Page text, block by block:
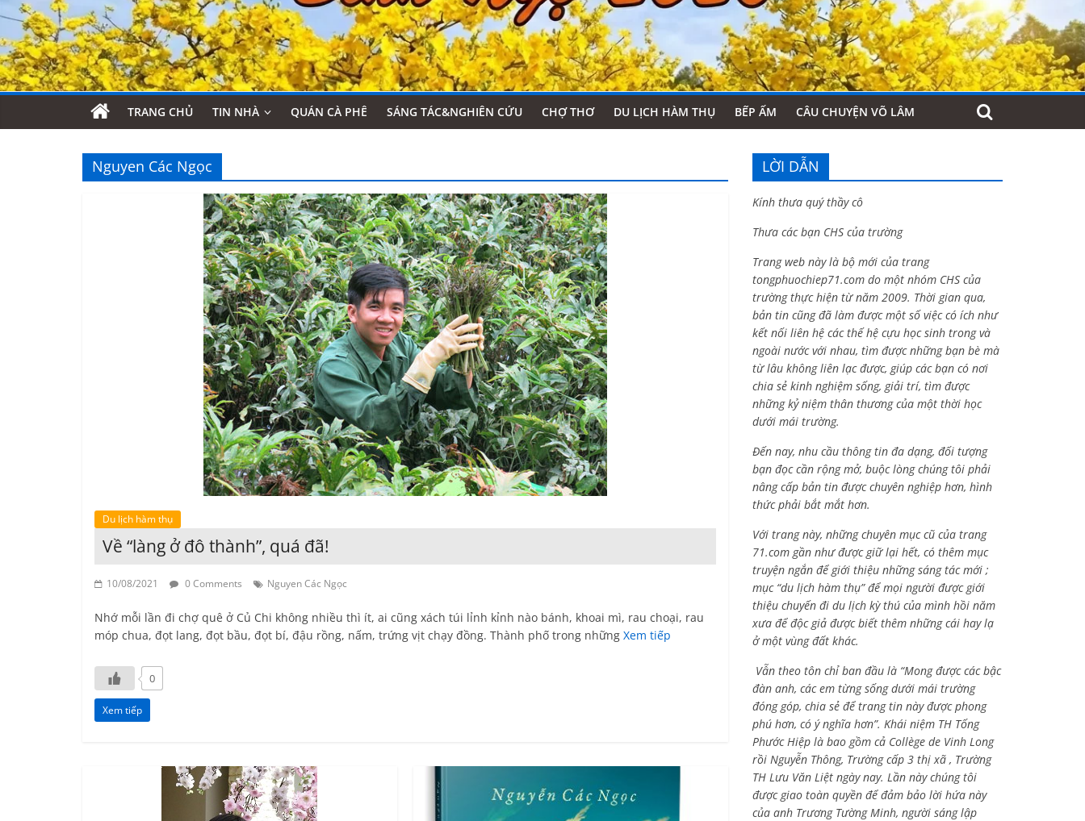
TRANG CHỦ TIN NHÀ QUÁN CÀ PHÊ SÁNG TÁC&NGHIÊN CỨU CHỢ THƠ DU LỊCH HÀM THỤ BẾP ẤM CÂU CHUYỆN VÕ LÂM
Nguyen Các Ngọc
Du lịch hàm thụ
Về “làng ở đô thành”, quá đã!
10/08/2021 0 Comments Nguyen Các Ngọc
Nhớ mỗi lần đi chợ quê ở Củ Chi không nhiều thì ít, ai cũng xách túi lỉnh kỉnh nào bánh, khoai mì, rau choại, rau
móp chua, đọt lang, đọt bầu, đọt bí, đậu rồng, nấm, trứng vịt chạy đồng. Thành phố trong những Xem tiếp
0
Xem tiếp
LỜI DẪN
Kính thưa quý thầy cô
Thưa các bạn CHS của trường
Trang web này là bộ mới của trang
tongphuochiep71.com do một nhóm CHS của
trường thực hiện từ năm 2009. Thời gian qua,
bản tin cũng đã làm được một số việc có ích như
kết nối liên hệ các thế hệ cựu học sinh trong và
ngoài nước với nhau, tìm được những bạn bè mà
từ lâu không liên lạc được, giúp các bạn có nơi
chia sẻ kinh nghiệm sống, giải trí, tìm được
những kỷ niệm thân thương của một thời học
dưới mái trường.
Đến nay, nhu cầu thông tin đa dạng, đối tượng
bạn đọc cần rộng mở, buộc lòng chúng tôi phải
nâng cấp bản tin được chuyên nghiệp hơn, hình
thức phải bắt mắt hơn.
Với trang này, những chuyên mục cũ của trang
71.com gần như được giữ lại hết, có thêm mục
truyện ngắn để giới thiệu những sáng tác mới ;
mục “du lịch hàm thụ” để mọi người được giới
thiệu chuyến đi du lịch kỳ thú của mình hồi năm
xưa để độc giả được biết thêm những cái hay lạ
ở một vùng đất khác.
Vẫn theo tôn chỉ ban đầu là “Mong được các bậc
đàn anh, các em từng sống dưới mái trường
đóng góp, chia sẻ để trang tin này được phong
phú hơn, có ý nghĩa hơn”. Khái niệm TH Tống
Phước Hiệp là bao gồm cả Collège de Vinh Long
rồi Nguyễn Thông, Trường cấp 3 thị xã , Trường
TH Lưu Văn Liệt ngày nay. Lần này chúng tôi
được giao toàn quyền để đảm bảo lời hứa này
của anh Trương Tường Minh, người sáng lập